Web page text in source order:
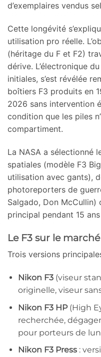
d’exemplaires vendus
Cette longévité
utilisation pro réelle.
(héritage du F et F2)
dérive. L’électronique
initiales, s’est révélée
boîtiers F3 produits en
2026 sans intervention
condition que les piles
compartiment.
La NASA a sélectionné
spatiales (modèle F3
utilisation avec gants),
photoreporters de
Salgado, Don
principal pendant 15
Le F3 sur le
Trois versions
Nikon F3(viseur
originelle, viseur
Nikon F3 HP(High
recherchée,
pour porteurs de
Nikon F3 Press: